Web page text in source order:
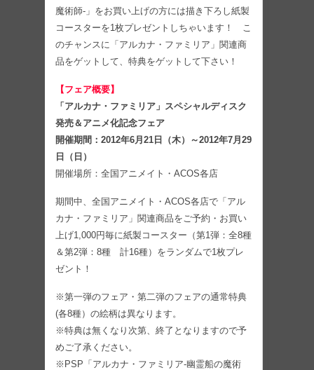
魔術師-」をお買い上げの方には描き下ろし紙製
コースターを1枚プレゼントしちゃいます！ こ
のチャンスに「アルカナ・ファミリア」関連商
品をゲットして、特典をゲットして下さい！
【フェア概要】
「アルカナ・ファミリア」スペシャルディスク
発売＆アニメ化記念フェア
開催期間：2012年6月21日（木）～2012年7月29
日（日）
開催場所：全国アニメイト・ACOS各店
期間中、全国アニメイト・ACOS各店で「アル
カナ・ファミリア」関連商品をご予約・お買い
上げ1,000円毎に紙製コースター（第1弾：全8種
＆第2弾：8種 計16種）をランダムで1枚プレ
ゼント！
※第一弾のフェア・第二弾のフェアの通常特典
(各8種）の絵柄は異なります。
※特典は無くなり次第、終了となりますので予
めご了承ください。
※PSP「アルカナ・ファミリア-幽霊船の魔術